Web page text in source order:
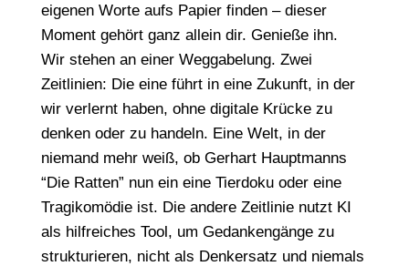
eigenen Worte aufs Papier finden – dieser
Moment gehört ganz allein dir. Genieße ihn.
Wir stehen an einer Weggabelung. Zwei
Zeitlinien: Die eine führt in eine Zukunft, in der
wir verlernt haben, ohne digitale Krücke zu
denken oder zu handeln. Eine Welt, in der
niemand mehr weiß, ob Gerhart Hauptmanns
“Die Ratten” nun ein eine Tierdoku oder eine
Tragikomödie ist. Die andere Zeitlinie nutzt KI
als hilfreiches Tool, um Gedankengänge zu
strukturieren, nicht als Denkersatz und niemals